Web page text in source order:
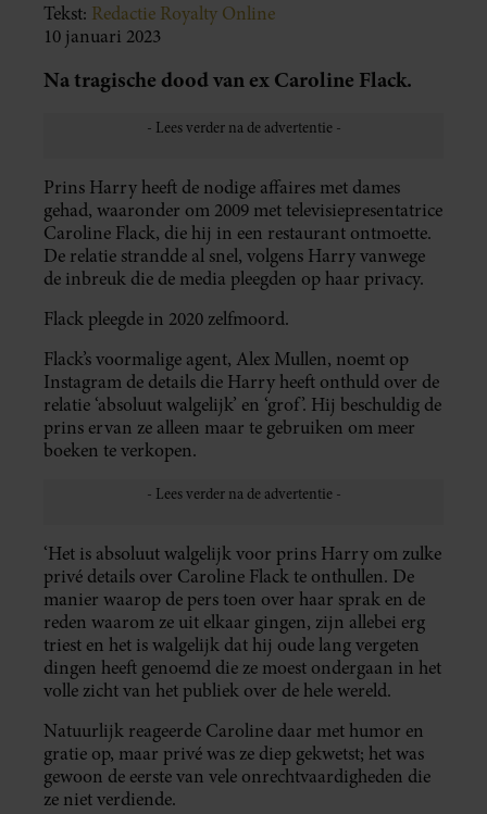
Tekst: Redactie Royalty Online
10 januari 2023
Na tragische dood van ex Caroline Flack.
Prins Harry heeft de nodige affaires met dames
gehad, waaronder om 2009 met televisiepresentatrice
Caroline Flack, die hij in een restaurant ontmoette.
De relatie strandde al snel, volgens Harry vanwege
de inbreuk die de media pleegden op haar privacy.
Flack pleegde in 2020 zelfmoord.
Flack’s voormalige agent, Alex Mullen, noemt op
Instagram de details die Harry heeft onthuld over de
relatie ‘absoluut walgelijk’ en ‘grof’. Hij beschuldig de
prins ervan ze alleen maar te gebruiken om meer
boeken te verkopen.
‘Het is absoluut walgelijk voor prins Harry om zulke
privé details over Caroline Flack te onthullen. De
manier waarop de pers toen over haar sprak en de
reden waarom ze uit elkaar gingen, zijn allebei erg
triest en het is walgelijk dat hij oude lang vergeten
dingen heeft genoemd die ze moest ondergaan in het
volle zicht van het publiek over de hele wereld.
Natuurlijk reageerde Caroline daar met humor en
gratie op, maar privé was ze diep gekwetst; het was
gewoon de eerste van vele onrechtvaardigheden die
ze niet verdiende.